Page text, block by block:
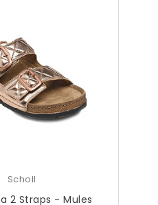
Scholl
2 Straps - Mules